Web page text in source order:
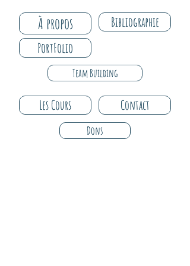
À propos Bibliographie
PortFolio
Team Building
Les Cours Contact
Dons